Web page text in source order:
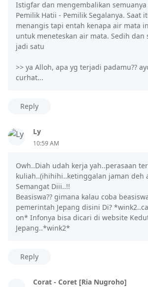
Istigfar dan mengembalikan semuanya
Pemilik Hatii - Pemilik Segalanya. Saat
menangis tapi entah kenapa air mata
untuk meneteskan air mata. Sedih dan
jadi satu
>> ya Alloh, apa yg terjadi padamu??
curhat...
Reply
Ly
10:59 AM
Owh..Diah udah kerja yah..perasaan
kuliah..(ihihihi..ketinggalan jaman deh
Semangat Diii..!!
Beasiswa?? gimana kalau coba
pemerintah Jepang disini Di?
on* Infonya bisa dicari di website
Jepang..*wink2*
Reply
Corat - Coret [Ria Nugroho]